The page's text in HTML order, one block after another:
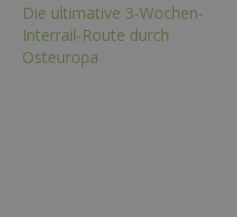
Die ultimative 3-Wochen-
Interrail-Route durch
Osteuropa